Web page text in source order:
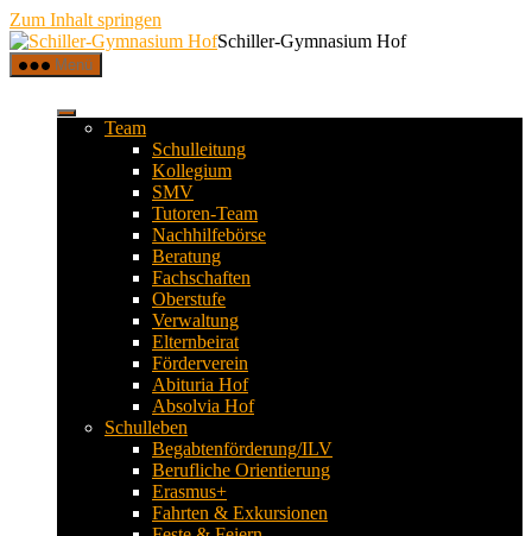
Zum Inhalt springen
Schiller-Gymnasium Hof
Menü
Team
Schulleitung
Kollegium
SMV
Tutoren-Team
Nachhilfebörse
Beratung
Fachschaften
Oberstufe
Verwaltung
Elternbeirat
Förderverein
Abituria Hof
Absolvia Hof
Schulleben
Begabtenförderung/ILV
Berufliche Orientierung
Erasmus+
Fahrten & Exkursionen